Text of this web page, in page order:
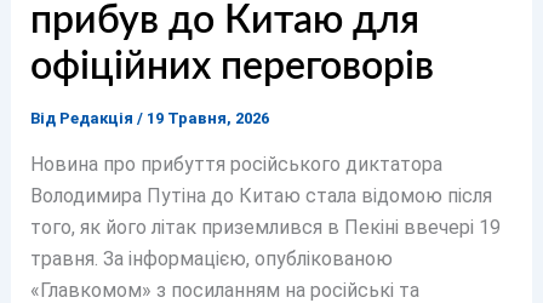
прибув до Китаю для
офіційних переговорів
Від Редакція / 19 Травня, 2026
Новина про прибуття російського диктатора
Володимира Путіна до Китаю стала відомою після
того, як його літак приземлився в Пекіні ввечері 19
травня. За інформацією, опублікованою
«Главкомом» з посиланням на російські та